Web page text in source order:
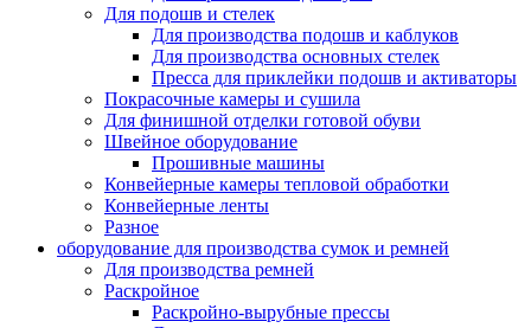
Для подошв и стелек
Для производства подошв и каблуков
Для производства основных стелек
Пресса для приклейки подошв и активаторы
Покрасочные камеры и сушила
Для финишной отделки готовой обуви
Швейное оборудование
Прошивные машины
Конвейерные камеры тепловой обработки
Конвейерные ленты
Разное
оборудование для производства сумок и ремней
Для производства ремней
Раскройное
Раскройно-вырубные прессы